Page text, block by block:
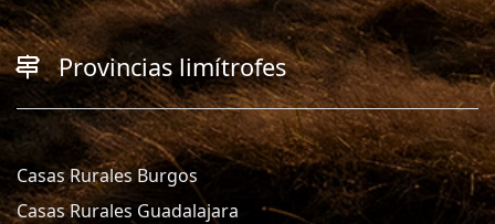
Provincias limítrofes
Casas Rurales Burgos
Casas Rurales Guadalajara